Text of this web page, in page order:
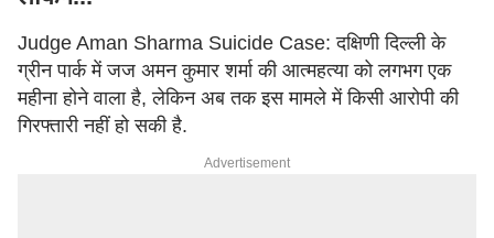
Judge Aman Sharma Suicide Case: दक्षिणी दिल्ली के
ग्रीन पार्क में जज अमन कुमार शर्मा की आत्महत्या को लगभग एक
महीना होने वाला है, लेकिन अब तक इस मामले में किसी आरोपी की
गिरफ्तारी नहीं हो सकी है.
Advertisement